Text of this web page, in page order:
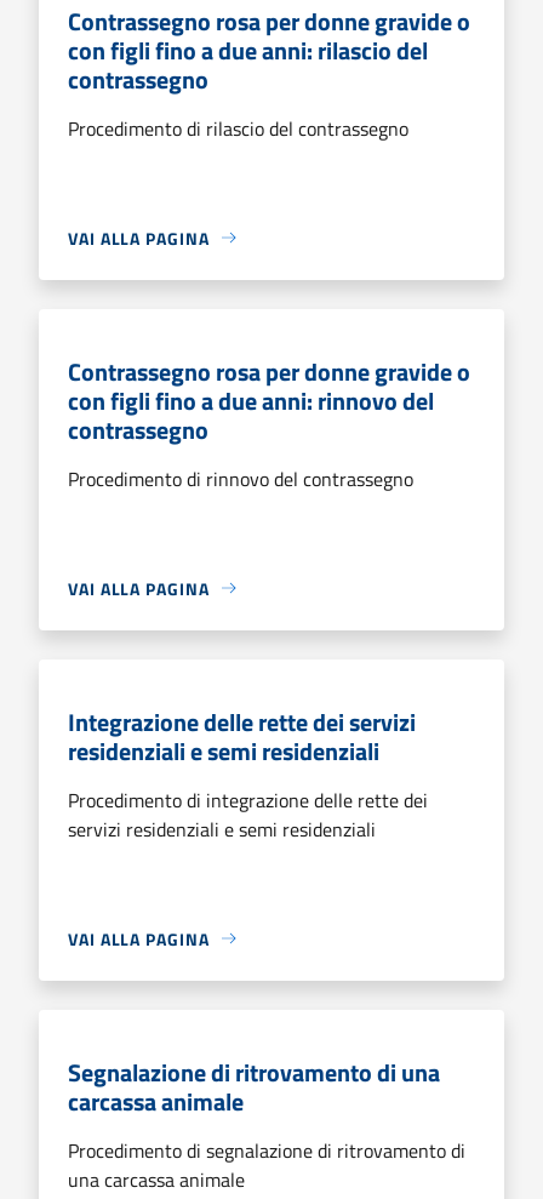
Contrassegno rosa per donne gravide o
con figli fino a due anni: rilascio del
contrassegno
Procedimento di rilascio del contrassegno
VAI ALLA PAGINA
Contrassegno rosa per donne gravide o
con figli fino a due anni: rinnovo del
contrassegno
Procedimento di rinnovo del contrassegno
VAI ALLA PAGINA
Integrazione delle rette dei servizi
residenziali e semi residenziali
Procedimento di integrazione delle rette dei
servizi residenziali e semi residenziali
VAI ALLA PAGINA
Segnalazione di ritrovamento di una
carcassa animale
Procedimento di segnalazione di ritrovamento di
una carcassa animale